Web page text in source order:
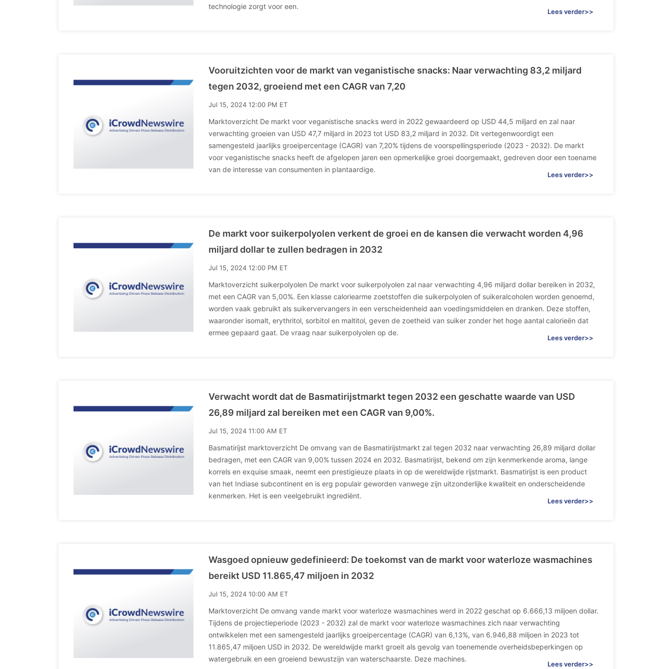
technologie zorgt voor een.
Lees verder>>
Vooruitzichten voor de markt van veganistische snacks: Naar verwachting 83,2 miljard
tegen 2032, groeiend met een CAGR van 7,20
Jul 15, 2024 12:00 PM ET
Marktoverzicht De markt voor veganistische snacks werd in 2022 gewaardeerd op USD 44,5 miljard en zal naar
verwachting groeien van USD 47,7 miljard in 2023 tot USD 83,2 miljard in 2032. Dit vertegenwoordigt een
samengesteld jaarlijks groeipercentage (CAGR) van 7,20% tijdens de voorspellingsperiode (2023 - 2032). De markt
voor veganistische snacks heeft de afgelopen jaren een opmerkelijke groei doorgemaakt, gedreven door een toename
van de interesse van consumenten in plantaardige.
Lees verder>>
De markt voor suikerpolyolen verkent de groei en de kansen die verwacht worden 4,96
miljard dollar te zullen bedragen in 2032
Jul 15, 2024 12:00 PM ET
Marktoverzicht suikerpolyolen De markt voor suikerpolyolen zal naar verwachting 4,96 miljard dollar bereiken in 2032,
met een CAGR van 5,00%. Een klasse caloriearme zoetstoffen die suikerpolyolen of suikeralcoholen worden genoemd,
worden vaak gebruikt als suikervervangers in een verscheidenheid aan voedingsmiddelen en dranken. Deze stoffen,
waaronder isomalt, erythritol, sorbitol en maltitol, geven de zoetheid van suiker zonder het hoge aantal calorieën dat
ermee gepaard gaat. De vraag naar suikerpolyolen op de.
Lees verder>>
Verwacht wordt dat de Basmatirijstmarkt tegen 2032 een geschatte waarde van USD
26,89 miljard zal bereiken met een CAGR van 9,00%.
Jul 15, 2024 11:00 AM ET
Basmatirijst marktoverzicht De omvang van de Basmatirijstmarkt zal tegen 2032 naar verwachting 26,89 miljard dollar
bedragen, met een CAGR van 9,00% tussen 2024 en 2032. Basmatirijst, bekend om zijn kenmerkende aroma, lange
korrels en exquise smaak, neemt een prestigieuze plaats in op de wereldwijde rijstmarkt. Basmatirijst is een product
van het Indiase subcontinent en is erg populair geworden vanwege zijn uitzonderlijke kwaliteit en onderscheidende
kenmerken. Het is een veelgebruikt ingrediënt.
Lees verder>>
Wasgoed opnieuw gedefinieerd: De toekomst van de markt voor waterloze wasmachines
bereikt USD 11.865,47 miljoen in 2032
Jul 15, 2024 10:00 AM ET
Marktoverzicht De omvang vande markt voor waterloze wasmachines werd in 2022 geschat op 6.666,13 miljoen dollar.
Tijdens de projectieperiode (2023 - 2032) zal de markt voor waterloze wasmachines zich naar verwachting
ontwikkelen met een samengesteld jaarlijks groeipercentage (CAGR) van 6,13%, van 6.946,88 miljoen in 2023 tot
11.865,47 miljoen USD in 2032. De wereldwijde markt groeit als gevolg van toenemende overheidsbeperkingen op
watergebruik en een groeiend bewustzijn van waterschaarste. Deze machines.
Lees verder>>